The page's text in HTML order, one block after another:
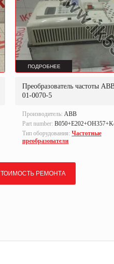
ПОДРОБНЕЕ
Преобразователь частоты
01-0070-5
Производитель: ABB
Part number:
Тип оборудования: Частотные
преобразователи
РЕМОНТА